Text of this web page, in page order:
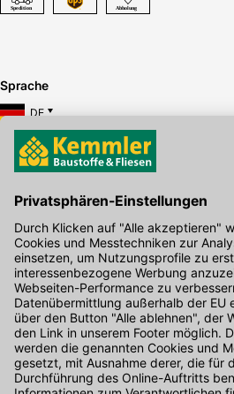
Sprache
DE
Hier gibt's die kostenlose App
Kontakt
Unser Onlineshop Team ist montags bis
Uhr unter der Telefonnummer07071 /